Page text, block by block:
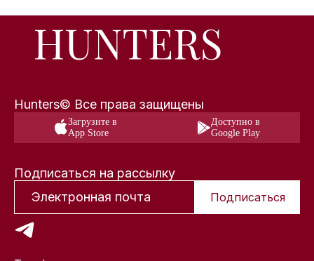
Hunters© Все права защищены
Загрузите в
App Store
Доступно в
Google Play
Подписаться на рассылку
Подписаться